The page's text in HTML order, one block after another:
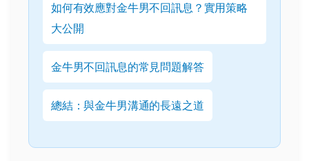
如何有效應對金牛男不回訊息？實用策略
大公開
金牛男不回訊息的常見問題解答
總結：與金牛男溝通的長遠之道